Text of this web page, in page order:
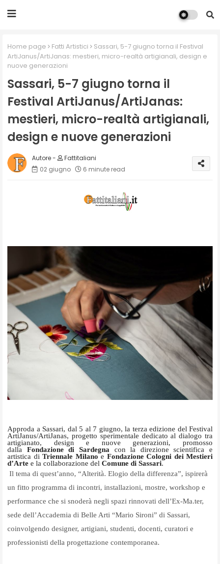
Home page Fatti Artistici
Sassari, 5-7 giugno torna il Festival
ArtiJanus/ArtiJanas: mestieri, micro-realtà artigianali, design e
nuove generazioni
Sassari, 5-7 giugno torna il
Festival ArtiJanus/ArtiJanas:
mestieri, micro-realtà artigianali,
design e nuove generazioni
Fattitaliani
02 giugno
6 minute read
Approda a Sassari, dal 5 al 7 giugno, la terza edizione del Festival
ArtiJanus/ArtiJanas, progetto sperimentale dedicato al dialogo tra
artigianato, design e nuove generazioni, promosso
dalla Fondazione di Sardegnacon la direzione scientifica e
artistica di Triennale Milano e Fondazione Cologni dei Mestieri
d’Arte e la collaborazione del Comune di Sassari.
Il tema di quest’anno, “Alterità. Elogio della differenza”, ispirerà
un fitto programma di incontri, installazioni, mostre, workshop e
performance che si snoderà negli spazi rinnovati dell’Ex-Ma.ter,
sede dell’Accademia di Belle Arti “Mario Sironi” di Sassari,
coinvolgendo designer, artigiani, studenti, docenti, curatori e
professionisti della progettazione contemporanea.